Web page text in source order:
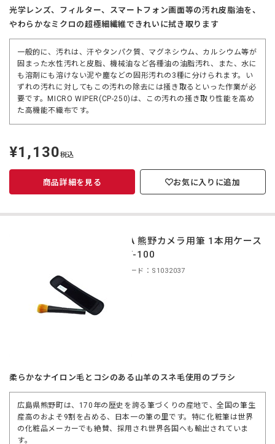
光学レンズ、フィルター、スマートフォン画面等の汚れ皮脂油を、
やわらかなミクロの超極細繊維できれいに拭き取ります
一般的に、汚れは、汗やタンパク質、マグネシウム、カルシウム等が
固まった水性汚れと皮脂、機械油など各種油の油脂汚れ、また、水に
も溶剤にも溶けない泥や塵などの固形汚れの3種に分けられます。い
ずれの汚れに対してもこの汚れの除去には掻き取るといった作業が必
要です。MICRO WIPER(CP-250)は、この汚れの掻き取り性能を高め
た高機能不織布です。
定
価
¥1,130税込
商品詳細を見る お気に入りに追加
CURA 熊野カメラ用筆 1本用ケース
付 CF-100
商品コード：S1032037
柔らかなナイロン毛とコシのある山羊のスネ毛使用のブラシ
広島県熊野町は、170年の歴史を誇る筆づくりの産地で、全国の筆生
産高のおよそ9割を占める、日本一の筆の里です。特に化粧筆は世界
の化粧品メーカーでも絶賛、採用され世界各国へも輸出されていま
す。